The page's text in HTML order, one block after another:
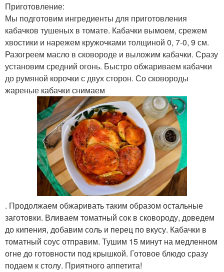
Приготовление:
Мы подготовим ингредиенты для приготовления
кабачков тушеных в томате. Кабачки вымоем, срежем
хвостики и нарежем кружочками толщиной 0, 7-0, 9 см.
Разогреем масло в сковороде и выложим кабачки. Сразу
установим средний огонь. Быстро обжариваем кабачки
до румяной корочки с двух сторон. Со сковороды
жареные кабачки снимаем
. Продолжаем обжаривать таким образом остальные
заготовки. Вливаем томатный сок в сковороду, доведем
до кипения, добавим соль и перец по вкусу. Кабачки в
томатный соус отправим. Тушим 15 минут на медленном
огне до готовности под крышкой. Готовое блюдо сразу
подаем к столу. Приятного аппетита!